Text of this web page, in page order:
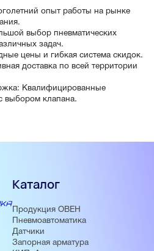
опыт работы на рынке
выбор пневматических
задач.
цены и гибкая система скидок.
доставка по всей территории
Квалифицированные
выбором клапана.
Каталог
Продукция ОВЕН
Пневмоавтоматика
Датчики
Запорная арматура